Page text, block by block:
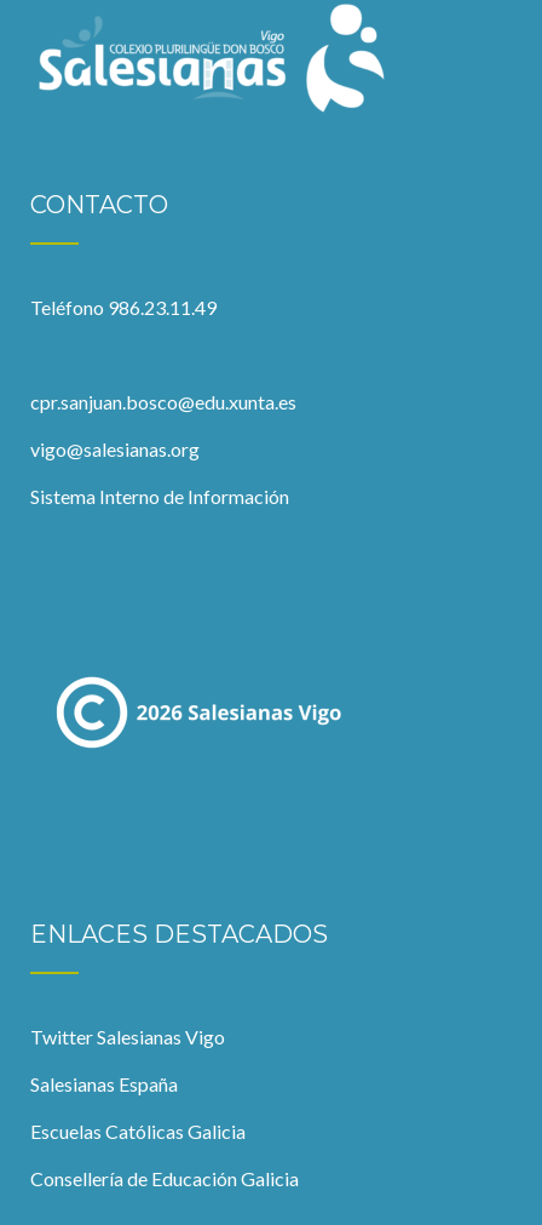
CONTACTO
Teléfono 986.23.11.49
cpr.sanjuan.bosco@edu.xunta.es
vigo@salesianas.org
Sistema Interno de Información
ENLACES DESTACADOS
Twitter Salesianas Vigo
Salesianas España
Escuelas Católicas Galicia
Consellería de Educación Galicia